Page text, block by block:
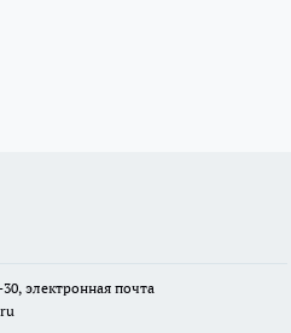
электронная почта